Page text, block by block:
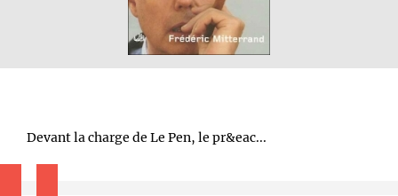
Devant la charge de Le Pen, le pr&eac...